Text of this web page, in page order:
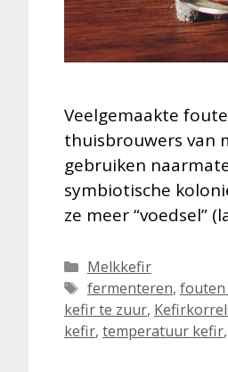
Veelgemaakte
thuisbrouwers van
gebruiken
symbiotische
ze meer “voedsel”
Categorieën
Melkkefir
Tags
fermenteren,
kefir te zuur,
kefir, temperatuur kefir,